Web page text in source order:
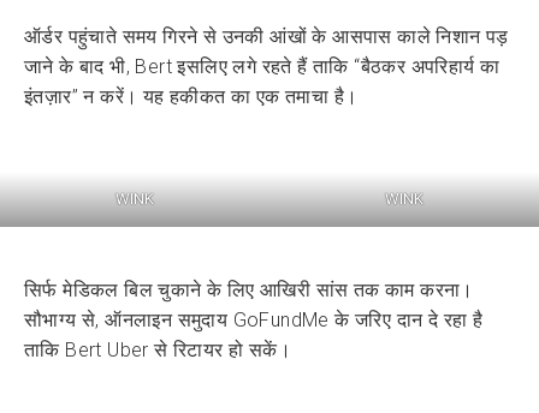
ऑर्डर पहुंचाते समय गिरने से उनकी आंखों के आसपास काले निशान पड़
जाने के बाद भी, Bert इसलिए लगे रहते हैं ताकि “बैठकर अपरिहार्य का
इंतज़ार” न करें। यह हकीकत का एक तमाचा है।
WINK WINK
सिर्फ मेडिकल बिल चुकाने के लिए आखिरी सांस तक काम करना।
सौभाग्य से, ऑनलाइन समुदाय GoFundMe के जरिए दान दे रहा है
ताकि Bert Uber से रिटायर हो सकें।